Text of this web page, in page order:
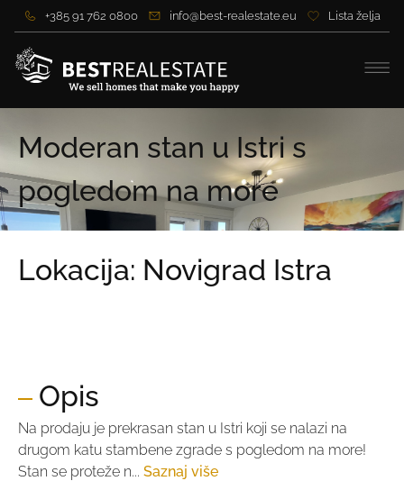
+385 91 762 0800 info@best-realestate.eu Lista želja
Moderan stan u Istri s
pogledom na more
Lokacija: Novigrad Istra
Opis
Na prodaju je prekrasan stan u Istri koji se nalazi na
drugom katu stambene zgrade s pogledom na more!
Stan se proteže n... Saznaj više